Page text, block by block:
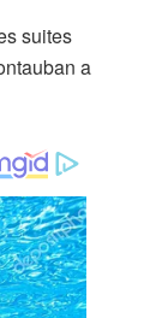
suites
a